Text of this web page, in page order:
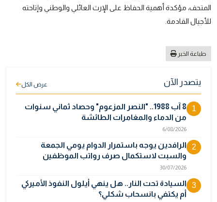
المتحف، مؤكدة أهمية الحفاظ على الإرث العائلي والوطني وإتاحته
للأجيال القادمة.
طباعة الخبر
يتصدر الآن عرض الكل
1
8 آب 1988.. "النصر المزعوم" وحصاد ثماني سنوات
من الدماء والمغامرات الطائشة
6/08/2026
2
الرافدين يوجه باستمرار الدوام يومي الجمعة
والسبت لاستكمال صرف رواتب الموظفين
30/07/2026
3
السيادة تحت النار.. هل ينهي أيلول النفوذ الأميركي
أم يكتفي بانسحاب شكلي؟